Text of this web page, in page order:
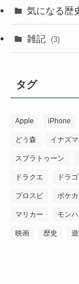
気になる歴
雑記 (3)
タグ
Apple iPhone
どう森 イナズ
スプラトゥーン
ドラクエ ドラ
プロスピ ポケカ
マリカー モン
映画 歴史